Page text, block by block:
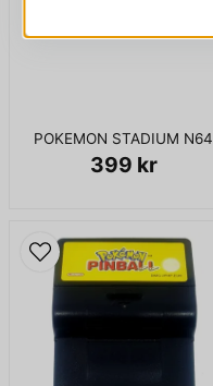
POKEMON STADIUM N64
399 kr